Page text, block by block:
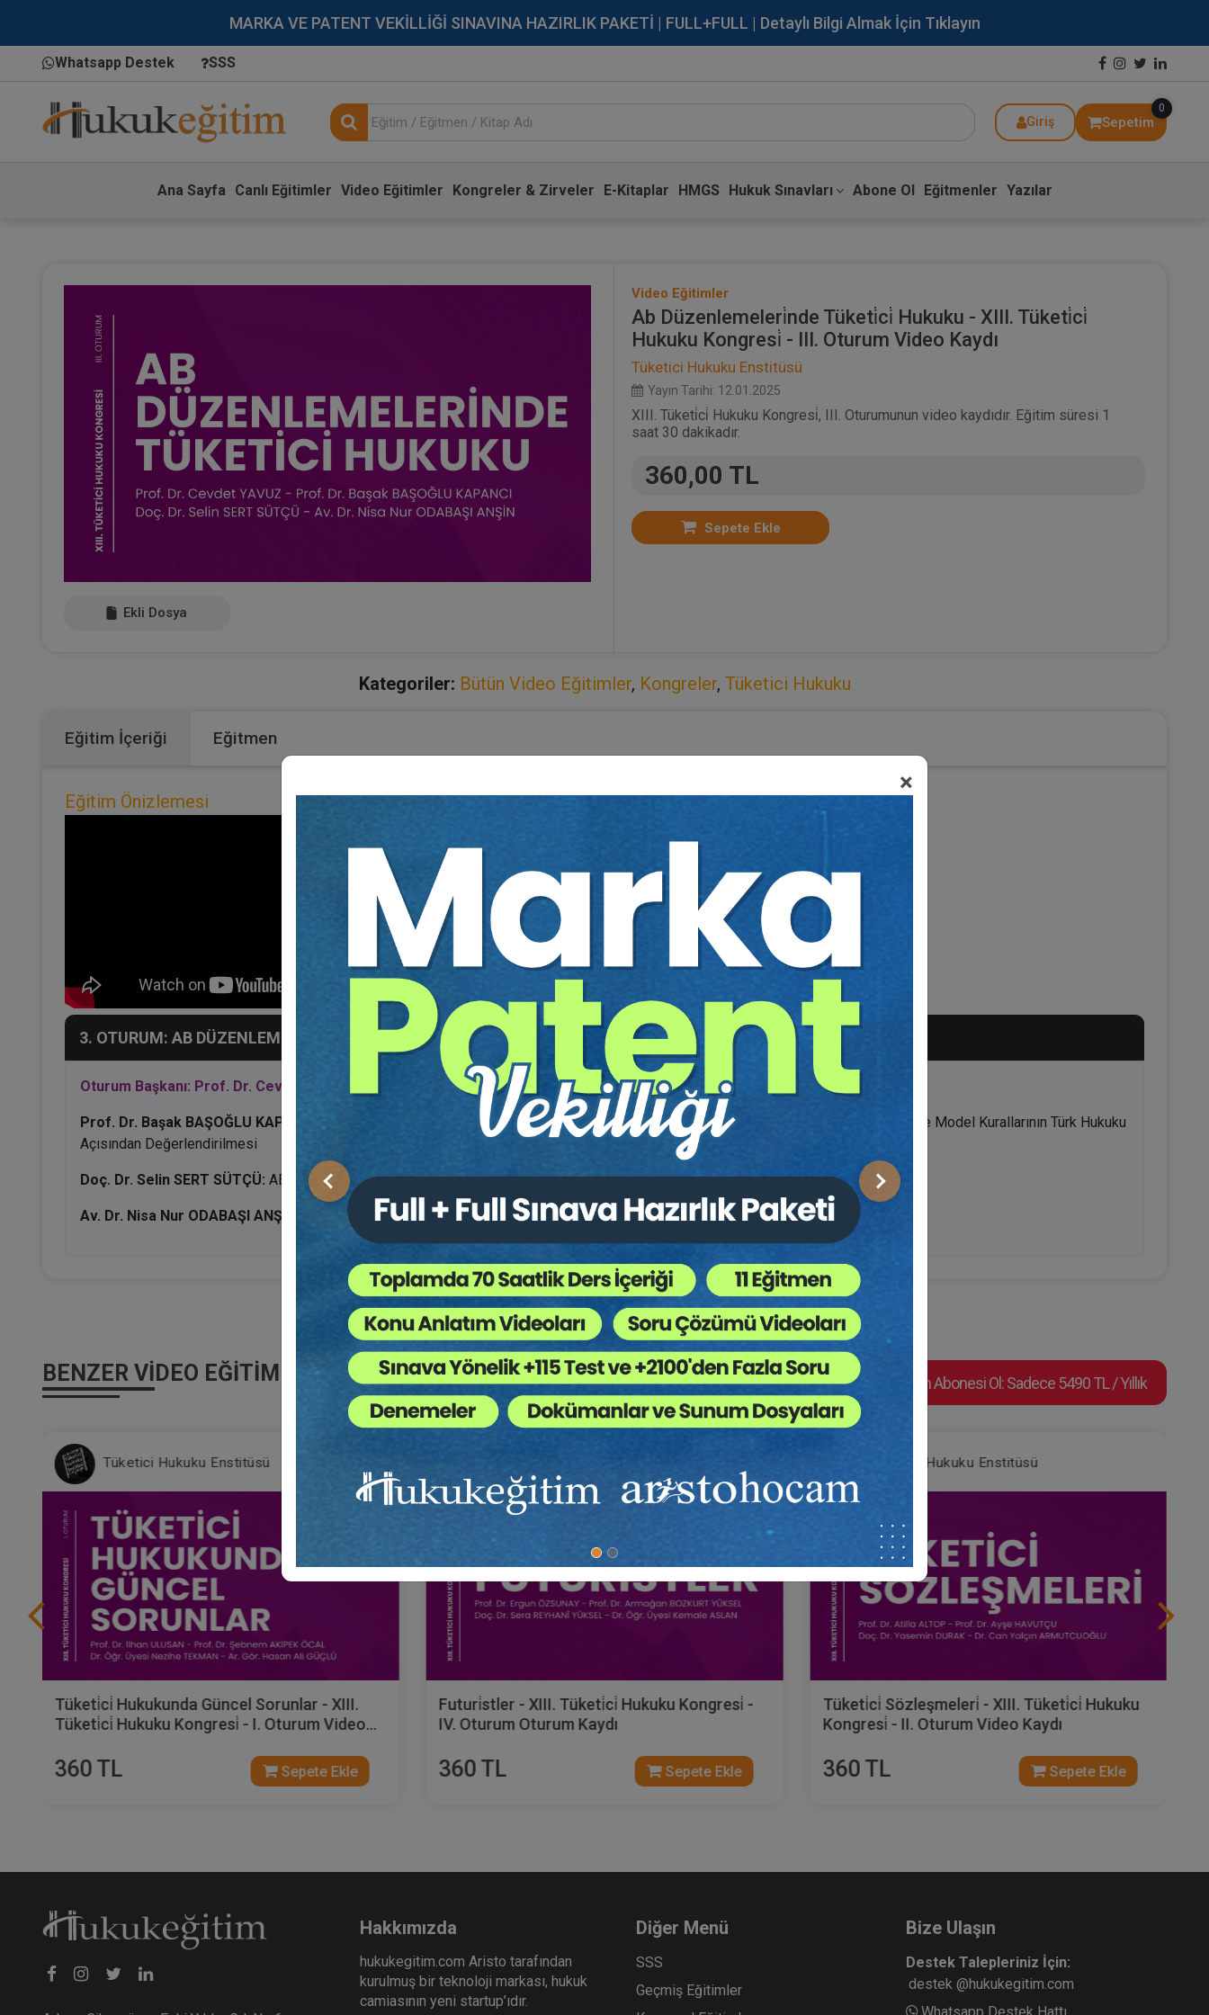
MARKA VE PATENT VEKİLLİĞİ SINAVINA HAZIRLIK PAKETİ | FULL+FULL | Detaylı Bilgi Almak İçin Tıklayın
Whatsapp Destek SSS
Giriş Sepetim
0
Ana Sayfa Canlı Eğitimler Video Eğitimler Kongreler & Zirveler E-Kitaplar HMGS Hukuk Sınavları Abone Ol Eğitmenler Yazılar
×
Önceki Sonraki
Ekli Dosya
Video Eğitimler
Ab Düzenlemeleri̇nde Tüketi̇ci̇ Hukuku - XIII. Tüketi̇ci̇
Hukuku Kongresi̇ - III. Oturum Video Kaydı
Tüketici Hukuku Enstitüsü
Yayın Tarihi: 12.01.2025
XIII. Tüketi̇ci̇ Hukuku Kongresi̇, III. Oturumunun video kaydıdır. Eğitim süresi 1
saat 30 dakikadır.
360,00 TL
Sepete Ekle
Kategoriler: Bütün Video Eğitimler, Kongreler, Tüketici Hukuku
Eğitim İçeriği Eğitmen
Eğitim Önizlemesi
3. OTURUM: AB DÜZENLEMELERİNDE TÜKETİCİ HUKUKU
Oturum Başkanı: Prof. Dr. Cevdet YAVUZ
Prof. Dr. Başak BAŞOĞLU KAPANCI:
Avrupa Hukuk Enstitüsü’nün Tüketici Sözleşmeleri İçin Dijital Yardımcılara İlişkin Rehber İlkeleri ve Model Kurallarının Türk Hukuku
Açısından Değerlendirilmesi
Doç. Dr. Selin SERT SÜTÇÜ: AB Onarım Hakkı Direktifinin Türk Hukukundaki Onarım Hakkı Bakımından Uygulanabilirliği
Av. Dr. Nisa Nur ODABAŞI ANŞİN: AB Onarım Hakkı Direktifi: Sürdürülebilir Tüketimde Yeni Bir Adım
BENZER VIDEO EĞITIMLER Video Eğitim Abonesi Ol: Sadece 5490 TL / Yıllık
Tüketici Hukuku Enstitüsü
Tüketi̇ci̇ Hukukunda Güncel Sorunlar - XIII.
Tüketi̇ci̇ Hukuku Kongresi̇ - I. Oturum Video
360 TL Sepete Ekle
Tüketici Hukuku Enstitüsü
Futuri̇stler - XIII. Tüketi̇ci̇ Hukuku Kongresi̇ -
IV. Oturum Oturum Kaydı
360 TL Sepete Ekle
Tüketici Hukuku Enstitüsü
Tüketi̇ci̇ Sözleşmeleri̇ - XIII. Tüketi̇ci̇ Hukuku
Kongresi̇ - II. Oturum Video Kaydı
360 TL Sepete Ekle
Hakkımızda
hukukegitim.com Aristo tarafından
kurulmuş bir teknoloji markası, hukuk
camiasının yeni startup’ıdır.
Diğer Menü
SSS
Geçmiş Eğitimler
Bize Ulaşın
Destek Talepleriniz İçin:
destek @hukukegitim.com
Whatsapp Destek Hattı